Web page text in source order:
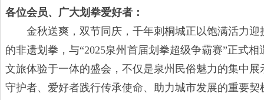
各位会员、广大划拳爱好者：
金秋送爽，双节同庆，千年刺桐城正以饱满活力
的非遗划拳，与“2025泉州首届划拳超级争霸赛”正式
文旅体验于一体的盛会， 不仅是泉州民俗魅力的集中
守护者、爱好者践行传承使命、助力城市发展的重要